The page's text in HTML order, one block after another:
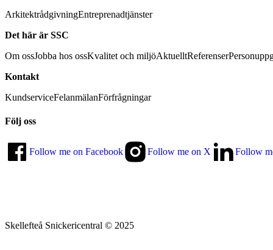
ArkitektrådgivningEntreprenadtjänster
Det här är SSC
Om ossJobba hos ossKvalitet och miljöAktuelltReferenser
Kontakt
KundserviceFelanmälanFörfrågningar
Följ oss
Follow me on Facebook Follow me on X Follow
Skellefteå Snickericentral © 2025